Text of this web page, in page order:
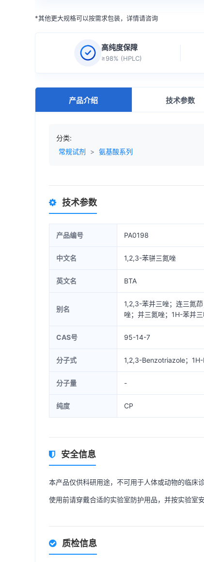
*其他更大规格可以按需求包装，详情请咨询
高纯度保障
≥98% (HPLC)
产品介绍 技术参数
分类:
常规试剂
> 氨基酸系列
技术参数
产品编号 PA0198
中文名 1,2,3-苯骈三氮唑
英文名 BTA
别名
1,2,3-苯并三唑；连三氮
唑；并三氮唑；1H-苯并
CAS号 95-14-7
分子式 1,2,3-Benzotriazole；
分子量 -
纯度 CP
安全信息
本产品仅供科研用途，不可用于人体或动物的临床诊
使用前请穿戴合适的实验室防护用品，并按实验室
质检信息